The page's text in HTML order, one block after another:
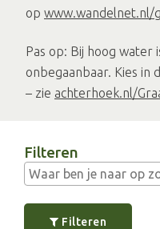
op www.wandelnet.nl/
Pas op: Bij hoog water
onbegaanbaar. Kies in
– zie achterhoek.nl/
Filteren
Filteren